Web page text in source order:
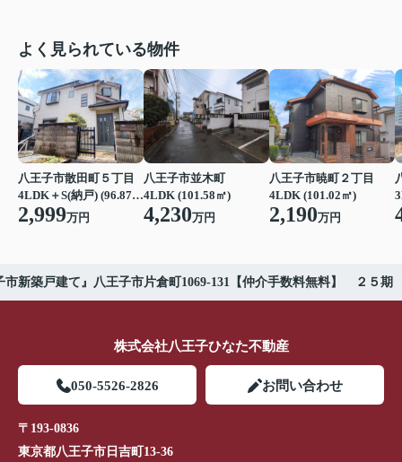
よく見られている物件
八王子市散田町５丁目
4LDK＋S(納戸) (96.87㎡)
2,999万円
八王子市並木町
4LDK (101.58㎡)
4,230万円
八王子市暁町２丁目
4LDK (101.02㎡)
2,190万円
市新築戸建て』八王子市片倉町1069-131【仲介手数料無料】 ２５期
株式会社八王子ひなた不動産
050-5526-2826 お問い合わせ
〒193-0836
東京都八王子市日吉町13-36